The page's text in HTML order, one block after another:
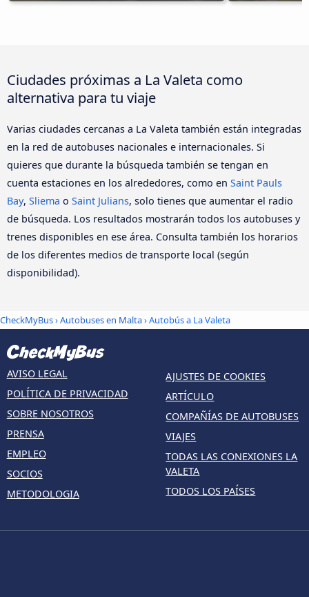
Ciudades próximas a La Valeta como
alternativa para tu viaje
Varias ciudades cercanas a La Valeta también están integradas
en la red de autobuses nacionales e internacionales. Si
quieres que durante la búsqueda también se tengan en
cuenta estaciones en los alrededores, como en Saint Pauls
Bay, Sliema o Saint Julians, solo tienes que aumentar el radio
de búsqueda. Los resultados mostrarán todos los autobuses y
trenes disponibles en ese área. Consulta también los horarios
de los diferentes medios de transporte local (según
disponibilidad).
CheckMyBus›Autobuses en Malta› Autobús a La Valeta
AVISO LEGAL
POLÍTICA DE PRIVACIDAD
SOBRE NOSOTROS
PRENSA
EMPLEO
SOCIOS
METODOLOGIA
AJUSTES DE COOKIES
ARTÍCULO
COMPAÑÍAS DE AUTOBUSES
VIAJES
TODAS LAS CONEXIONES LA
VALETA
TODOS LOS PAÍSES